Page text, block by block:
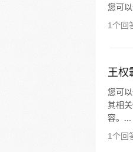
您可
1个回
王权
您可
其相
容。...
1个回